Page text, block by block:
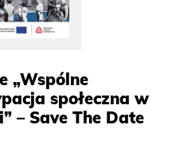
„Wspólne
społeczna w
– Save The Date